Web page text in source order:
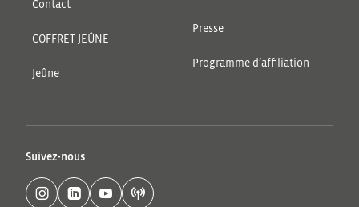
Contact
COFFRET JEÛNE
Jeûne
Presse
Programme d’affiliation
Suivez-nous